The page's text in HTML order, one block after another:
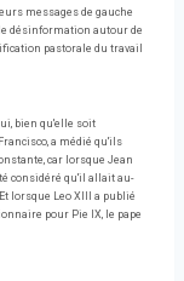
messages de gauche
désinformation autour de
pastorale du travail
bien qu'elle soit
a médié qu'ils
car lorsque Jean
considéré qu'il allait au-
lorsque Leo XIII a publié
pour Pie IX, le pape